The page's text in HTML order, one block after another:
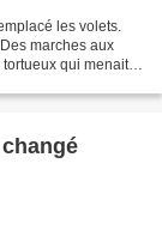
les volets.
marches aux
qui menait à